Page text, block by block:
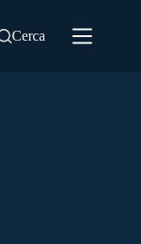
Cerca